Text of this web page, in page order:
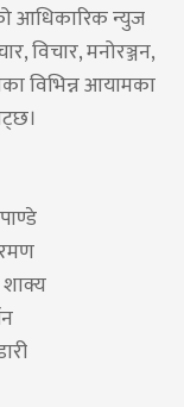
आधिकारिक न्युज
विचार, मनोरञ्जन,
विभिन्न आयामका
शाक्य